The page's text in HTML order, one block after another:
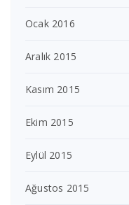
Ocak 2016
Aralık 2015
Kasım 2015
Ekim 2015
Eylül 2015
Ağustos 2015